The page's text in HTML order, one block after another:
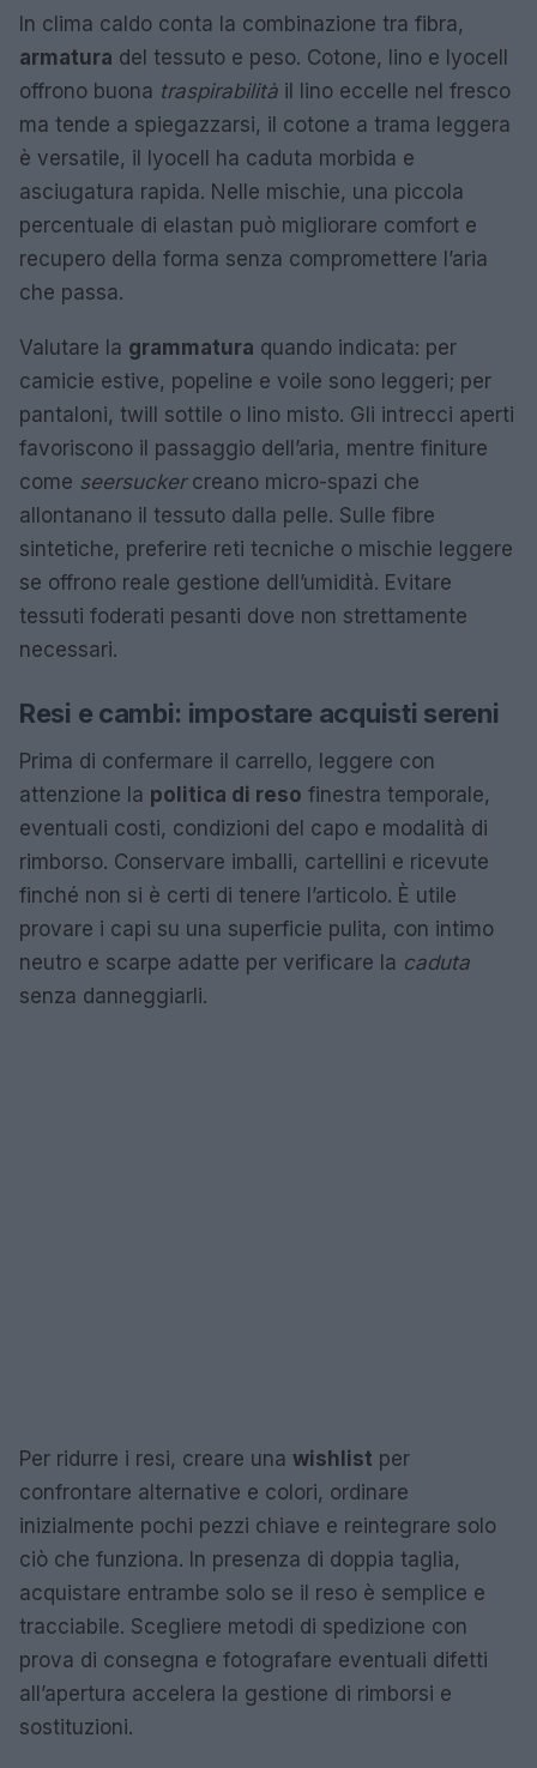
In clima caldo conta la combinazione tra fibra,
armatura del tessuto e peso. Cotone, lino e lyocell
offrono buona traspirabilità il lino eccelle nel fresco
ma tende a spiegazzarsi, il cotone a trama leggera
è versatile, il lyocell ha caduta morbida e
asciugatura rapida. Nelle mischie, una piccola
percentuale di elastan può migliorare comfort e
recupero della forma senza compromettere l’aria
che passa.
Valutare la grammatura quando indicata: per
camicie estive, popeline e voile sono leggeri; per
pantaloni, twill sottile o lino misto. Gli intrecci aperti
favoriscono il passaggio dell’aria, mentre finiture
come seersuckercreano micro-spazi che
allontanano il tessuto dalla pelle. Sulle fibre
sintetiche, preferire reti tecniche o mischie leggere
se offrono reale gestione dell’umidità. Evitare
tessuti foderati pesanti dove non strettamente
necessari.
Resi e cambi: impostare acquisti sereni
Prima di confermare il carrello, leggere con
attenzione la politica di reso finestra temporale,
eventuali costi, condizioni del capo e modalità di
rimborso. Conservare imballi, cartellini e ricevute
finché non si è certi di tenere l’articolo. È utile
provare i capi su una superficie pulita, con intimo
neutro e scarpe adatte per verificare la caduta
senza danneggiarli.
Per ridurre i resi, creare una wishlist per
confrontare alternative e colori, ordinare
inizialmente pochi pezzi chiave e reintegrare solo
ciò che funziona. In presenza di doppia taglia,
acquistare entrambe solo se il reso è semplice e
tracciabile. Scegliere metodi di spedizione con
prova di consegna e fotografare eventuali difetti
all’apertura accelera la gestione di rimborsi e
sostituzioni.